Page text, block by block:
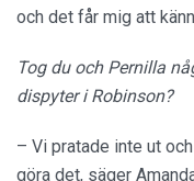
och det får mig att
Tog du och Pernilla
dispyter i Robinson?
– Vi pratade inte ut
göra det, säger